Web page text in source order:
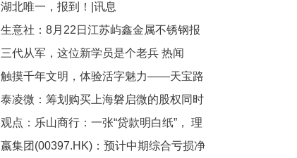
上行情-每日消息
湖北唯一，报到！|讯息
生意社：8月22日江苏屿鑫金属不锈钢报
价下跌-每日简讯
三代从军，这位新学员是个老兵 热闻
触摸千年文明，体验活字魅力——天宝路
学校雏鹰小队走进四大发明体验馆-今日
快看
泰凌微：筹划购买上海磐启微的股权同时
募集配套资金，股票下周一停牌，预计停
牌时间不超过10个交易日
观点：乐山商行：一张“贷款明白纸”， 理
清成本账，经营更无忧
嬴集团(00397.HK)：预计中期综合亏损净